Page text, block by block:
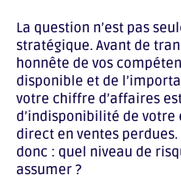
La question n’est pas
stratégique. Avant de
honnête de vos
disponible et de
votre chiffre d’affaires
d’indisponibilité de
direct en ventes
donc : quel niveau de
assumer ?